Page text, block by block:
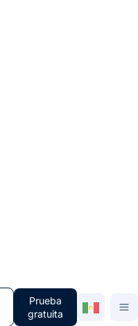
Prueba
gratuita